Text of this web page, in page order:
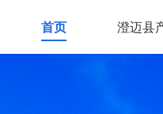
首页 澄迈县